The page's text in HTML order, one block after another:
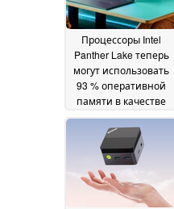
Процессоры Intel
Panther Lake теперь
могут использовать
93 % оперативной
памяти в качестве
видеопамяти03 July
2026